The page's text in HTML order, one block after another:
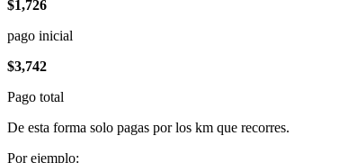
$1,726
pago inicial
$3,742
Pago total
De esta forma solo pagas por los km que recorres.
Por ejemplo: